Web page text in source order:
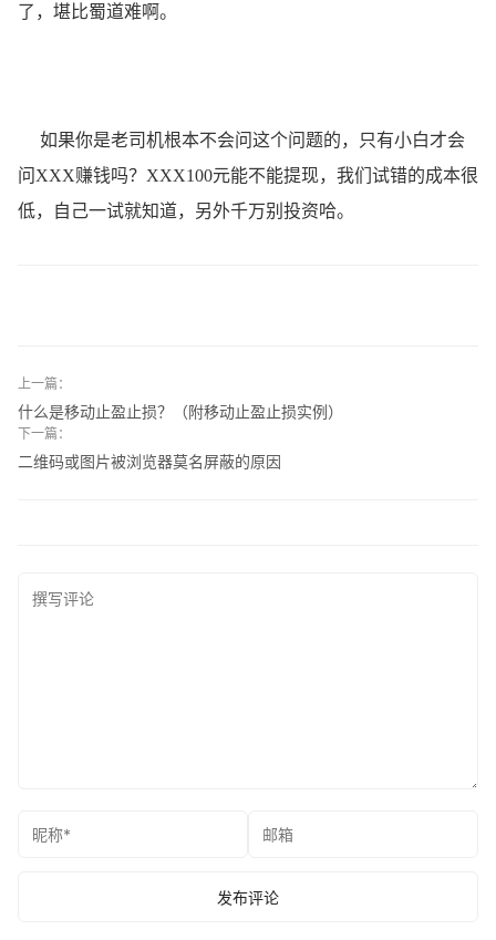
了，堪比蜀道难啊。
如果你是老司机根本不会问这个问题的，只有小白才会
问XXX赚钱吗？XXX100元能不能提现，我们试错的成本很
低，自己一试就知道，另外千万别投资哈。
上一篇：
什么是移动止盈止损？（附移动止盈止损实例）
下一篇：
二维码或图片被浏览器莫名屏蔽的原因